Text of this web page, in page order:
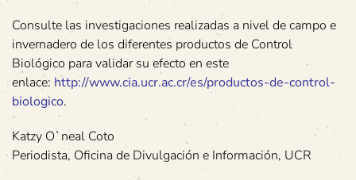
Consulte las investigaciones realizadas a nivel de campo e
invernadero de los diferentes productos de Control
Biológico para validar su efecto en este
enlace: http://www.cia.ucr.ac.cr/es/productos-de-control-
biologico.
Katzy O`neal Coto
Periodista, Oficina de Divulgación e Información, UCR